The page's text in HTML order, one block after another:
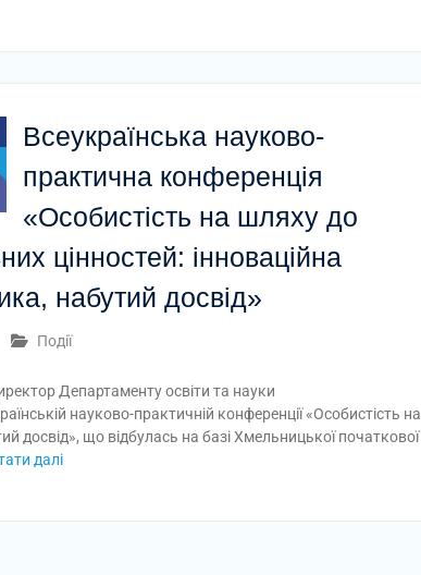
Всеукраїнська науково-
практична конференція
«Особистість на шляху до
цінностей: інноваційна
набутий досвід»
Події
Департаменту освіти та науки
науково-практичній конференції «Особистість на
досвід», що відбулась на базі Хмельницької початкової
далі